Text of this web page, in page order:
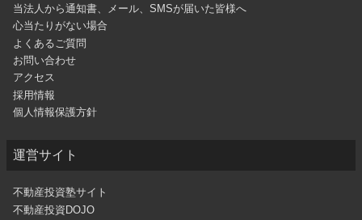
当法人から通知書、メール、SMSが届いた皆様へ
心当たりがない場合
よくあるご質問
お問い合わせ
アクセス
採用情報
個人情報保護方針
運営サイト
不動産投資塾サイト
不動産投資DOJO